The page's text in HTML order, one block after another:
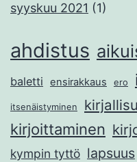
syyskuu 2021 (1)
ahdistus
baletti ensirakkaus ero
itsenäistyminen
kirjoittaminen
kympin tyttö lapsuus